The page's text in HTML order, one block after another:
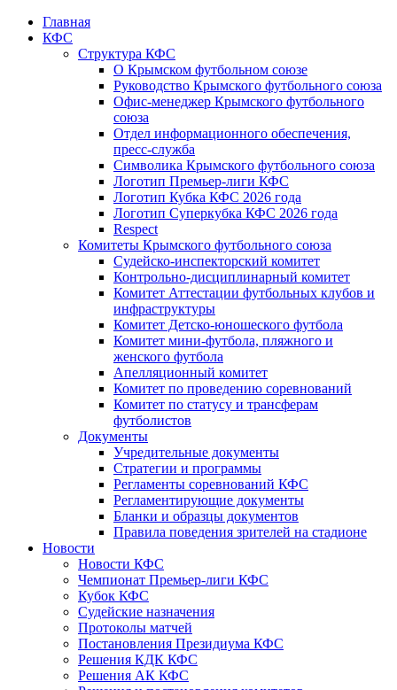
Главная
КФС
Структура КФС
О Крымском футбольном союзе
Руководство Крымского футбольного союза
Офис-менеджер Крымского футбольного
союза
Отдел информационного обеспечения,
пресс-служба
Символика Крымского футбольного союза
Логотип Премьер-лиги КФС
Логотип Кубка КФС 2026 года
Логотип Суперкубка КФС 2026 года
Respect
Комитеты Крымского футбольного союза
Судейско-инспекторский комитет
Контрольно-дисциплинарный комитет
Комитет Аттестации футбольных клубов и
инфраструктуры
Комитет Детско-юношеского футбола
Комитет мини-футбола, пляжного и
женского футбола
Апелляционный комитет
Комитет по проведению соревнований
Комитет по статусу и трансферам
футболистов
Документы
Учредительные документы
Стратегии и программы
Регламенты соревнований КФС
Регламентирующие документы
Бланки и образцы документов
Правила поведения зрителей на стадионе
Новости
Новости КФС
Чемпионат Премьер-лиги КФС
Кубок КФС
Судейские назначения
Протоколы матчей
Постановления Президиума КФС
Решения КДК КФС
Решения АК КФС